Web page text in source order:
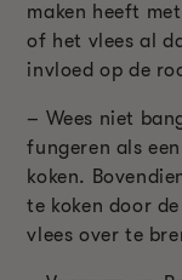
maken heeft
of het vlees al
invloed op de
– Wees niet
fungeren als
koken.
te koken door
vlees over te